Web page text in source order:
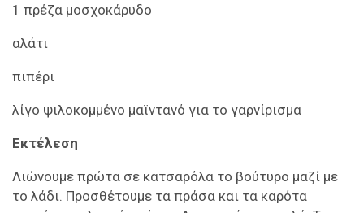
1 πρέζα μοσχοκάρυδο
αλάτι
πιπέρι
λίγο ψιλοκομμένο μαϊντανό για το γαρνίρισμα
Εκτέλεση
Λιώνουμε πρώτα σε κατσαρόλα το βούτυρο μαζί με
το λάδι. Προσθέτουμε τα πράσα και τα καρότα